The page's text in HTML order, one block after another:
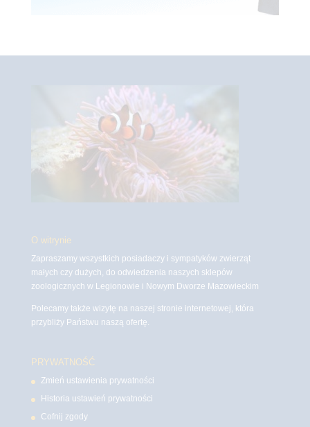
O witrynie
Zapraszamy wszystkich posiadaczy i sympatyków zwierząt
małych czy dużych, do odwiedzenia naszych sklepów
zoologicznych w Legionowie i Nowym Dworze Mazowieckim
Polecamy także wizytę na naszej stronie internetowej, która
przybliży Państwu naszą ofertę.
PRYWATNOŚĆ
Zmień ustawienia prywatności
Historia ustawień prywatności
Cofnij zgody